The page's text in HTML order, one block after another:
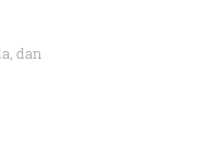
dan